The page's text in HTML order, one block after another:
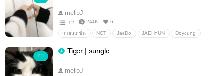
melloJ_
12 244K 6
วายสเตชั่น NCT JaeDo JAEHYUN Doyoung
จบ
Tiger | sungle
melloJ_